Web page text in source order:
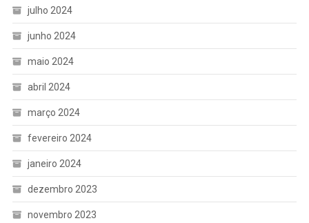
julho 2024
junho 2024
maio 2024
abril 2024
março 2024
fevereiro 2024
janeiro 2024
dezembro 2023
novembro 2023